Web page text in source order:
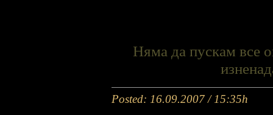
Няма да пускам все
Posted: 16.09.2007 / 15:35h